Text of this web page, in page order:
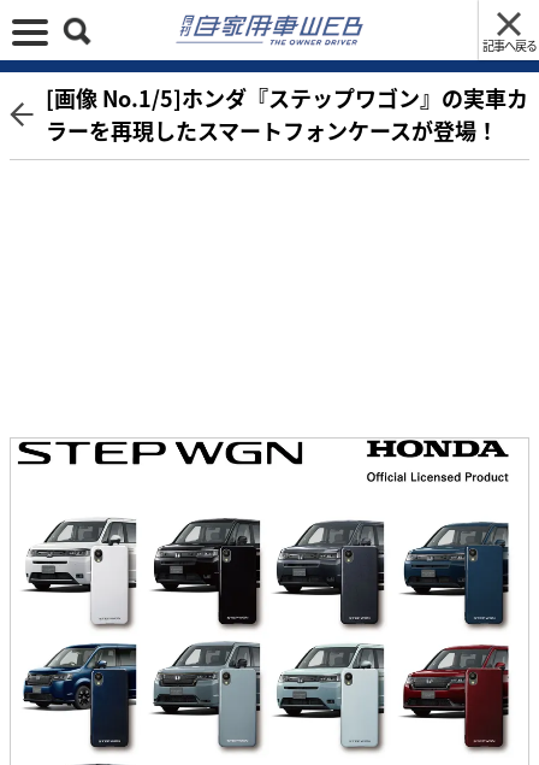
記事へ戻る
[画像 No.1/5]ホンダ『ステップワゴン』の実車カ
ラーを再現したスマートフォンケースが登場！